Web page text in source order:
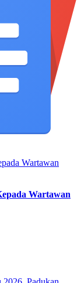
Wartawan